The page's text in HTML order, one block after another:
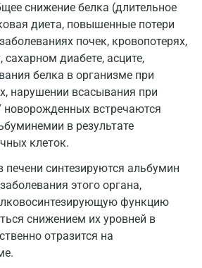
снижение белка (длительное
диета, повышенные потери
почек, кровопотерях,
сахарном диабете, асците,
белка в организме при
нарушении всасывания при
новорожденных встречаются
в результате
клеток.
печени синтезируются альбумин
этого органа,
функцию
снижением их уровней в
отразится на